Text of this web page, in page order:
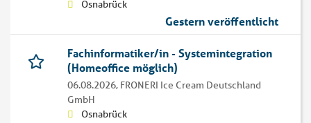
Osnabrück
Gestern veröffentlicht
Fachinformatiker/in - Systemintegration
(Homeoffice möglich)
06.08.2026, FRONERI Ice Cream Deutschland
GmbH
Osnabrück